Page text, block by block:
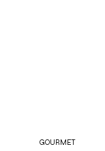
GOURMET